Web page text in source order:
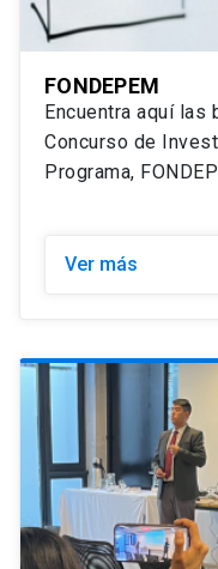
FONDEPEM
Encuentra aquí las
Concurso de
Programa,
Ver más